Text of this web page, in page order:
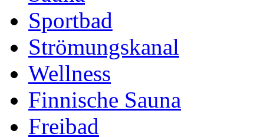
Sportbad
Strömungskanal
Wellness
Finnische Sauna
Freibad